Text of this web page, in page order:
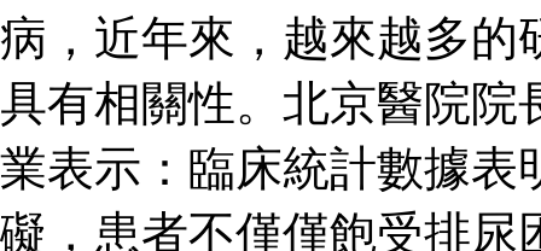
病，近年來，越來越多的
具有相關性。北京醫院院
業表示：臨床統計數據表
礙，患者不僅僅飽受排尿